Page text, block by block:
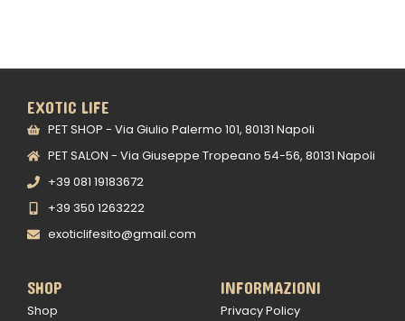
EXOTIC LIFE
PET SHOP - Via Giulio Palermo 101, 80131 Napoli
PET SALON - Via Giuseppe Tropeano 54-56, 80131 Napoli
+39 081 19183672
+39 350 1263222
exoticlifesito@gmail.com
SHOP
Shop
INFORMAZIONI
Privacy Policy